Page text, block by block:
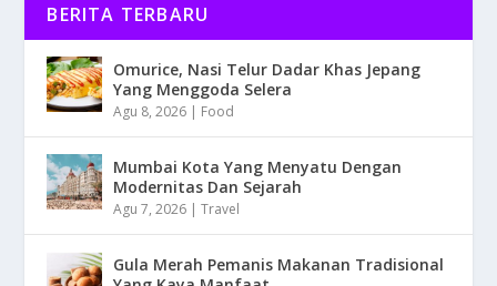
BERITA TERBARU
Omurice, Nasi Telur Dadar Khas Jepang
Yang Menggoda Selera
Agu 8, 2026 | Food
Mumbai Kota Yang Menyatu Dengan
Modernitas Dan Sejarah
Agu 7, 2026 |Travel
Gula Merah Pemanis Makanan Tradisional